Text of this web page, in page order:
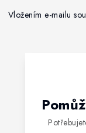
Vložením e-mailu